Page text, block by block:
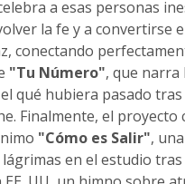
a esas personas
la fe y a convertirse
conectando
"Tu Número", que narra
qué hubiera pasado
Finalmente, el proyecto
"Cómo es Salir",
en el estudio tras